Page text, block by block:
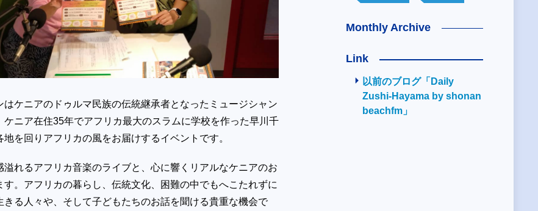
はケニアのドゥルマ民族の伝統継承者となったミュージシャン
ケニア在住35年でアフリカ最大のスラムに学校を作った早川千
を回りアフリカの風をお届けするイベントです。
溢れるアフリカ音楽のライブと、心に響くリアルなケニアのお
す。アフリカの暮らし、伝統文化、困難の中でもへこたれずに
きる人々や、そして子どもたちのお話を聞ける貴重な機会で
Monthly Archive
Link
以前のブログ「Daily
Zushi-Hayama by shonan
beachfm」